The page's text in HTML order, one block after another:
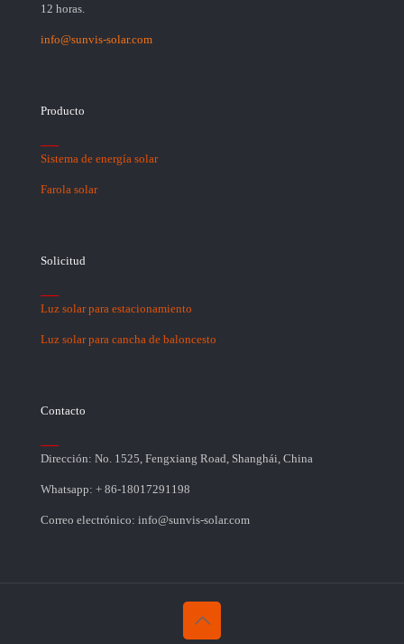
12 horas.
info@sunvis-solar.com
Producto
Sistema de energía solar
Farola solar
Solicitud
Luz solar para estacionamiento
Luz solar para cancha de baloncesto
Contacto
Dirección: No. 1525, Fengxiang Road, Shanghái, China
Whatsapp: + 86-18017291198
Correo electrónico: info@sunvis-solar.com